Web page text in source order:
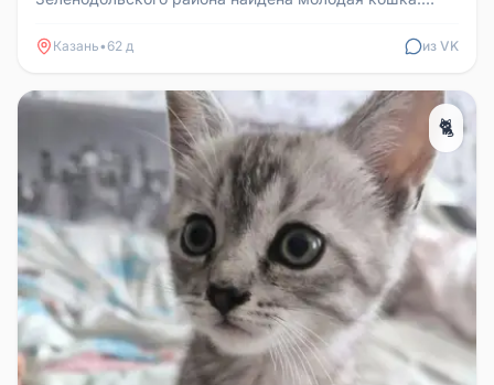
Казань•62 д из VK
🐈